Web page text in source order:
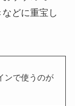
どに重宝し
ンで使うのが